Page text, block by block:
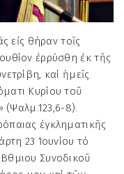
εἰς θήραν τοῖς
ἐρρύσθη ἐκ τῆς
καί ἡμεῖς
Κυρίου τοῦ
(Ψαλμ.123,6-8).
ἐγκληματικῆς
23 Ἰουνίου τό
Συνοδικοῦ